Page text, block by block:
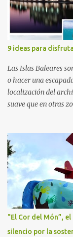
Traslacional en
d’Hebron Instituto
del Servicio de
de Investigación
Adolescencia del
hipoterapia en la
asesoría de ...
9 ideas para
Las Islas Baleares
o hacer una
localización del
suave que en otras
ejemplo, ofrece un
actividades al aire
propuestas
niños y garantizar
A unos 15 minutos
metros de la playa,
donde grandes y
ejemplares de 700
"El Cor del Món”,
silencio por la